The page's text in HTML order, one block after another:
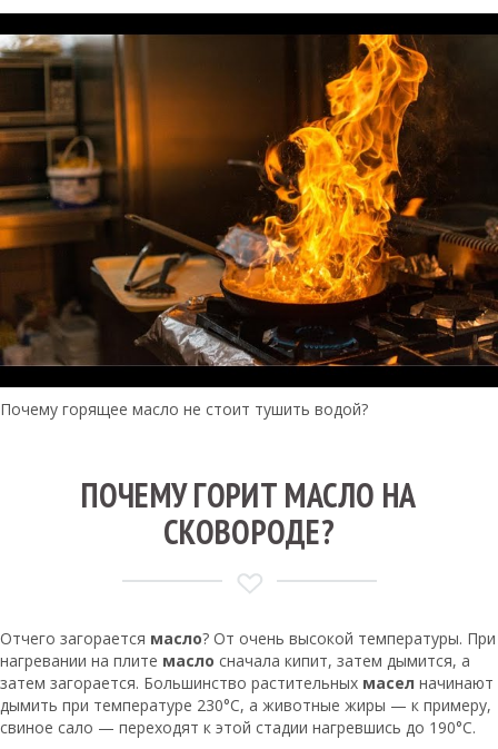
Почему горящее масло не стоит тушить водой?
ПОЧЕМУ ГОРИТ МАСЛО НА
СКОВОРОДЕ?
Отчего загорается масло? От очень высокой температуры. При
нагревании на плите масло сначала кипит, затем дымится, а
затем загорается. Большинство растительных масел начинают
дымить при температуре 230°С, а животные жиры — к примеру,
свиное сало — переходят к этой стадии нагревшись до 190°С.